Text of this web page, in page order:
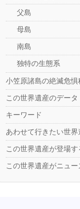
父島
母島
南島
独特の生態系
小笠原諸島の絶滅危惧
この世界遺産のデータ
キーワード
あわせて行きたい世界
この世界遺産が登場
この世界遺産がニュ